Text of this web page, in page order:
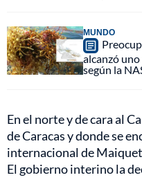
MUNDO
alcanzó
según la
En el norte y de cara al
de Caracas y donde se
internacional de
El gobierno interino la